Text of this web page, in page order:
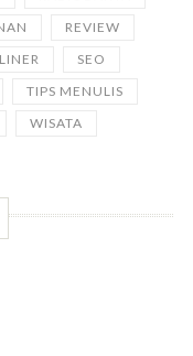
REVIEW
SEO
TIPS MENULIS
WISATA